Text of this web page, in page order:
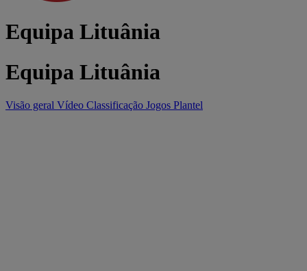
Equipa Lituânia
Equipa Lituânia
Visão geral Vídeo Classificação Jogos Plantel